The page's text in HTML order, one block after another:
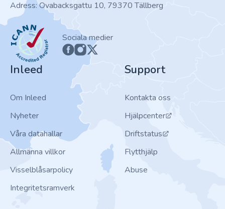
Adress: Ovabacksgattu 10, 79370 Tällberg
ICANN
Sociala medier
Inleed
Om Inleed
Nyheter
Våra datahallar
Allmänna villkor
Visselblåsarpolicy
Integritetsramverk
Support
Kontakta oss
Hjälpcenter
Driftstatus
Flytthjälp
Abuse